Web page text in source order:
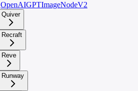
OpenAIGPTImageNodeV2
Quiver
Recraft
Reve
Runway